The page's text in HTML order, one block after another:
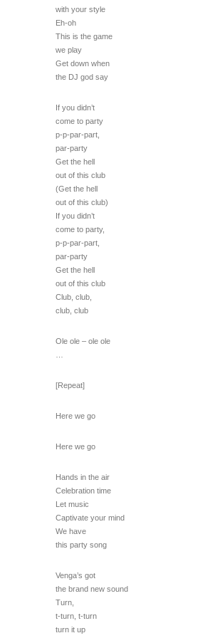
with your style
Eh-oh
This is the game
we play
Get down when
the DJ god say
If you didn’t
come to party
p-p-par-part,
par-party
Get the hell
out of this club
(Get the hell
out of this club)
If you didn’t
come to party,
p-p-par-part,
par-party
Get the hell
out of this club
Club, club,
club, club
Ole ole – ole ole
[Repeat]
Here we go
Here we go
Hands in the air
Celebration time
Let music
Captivate your mind
We have
this party song
Venga’s got
the brand new sound
Turn,
t-turn, t-turn
turn it up